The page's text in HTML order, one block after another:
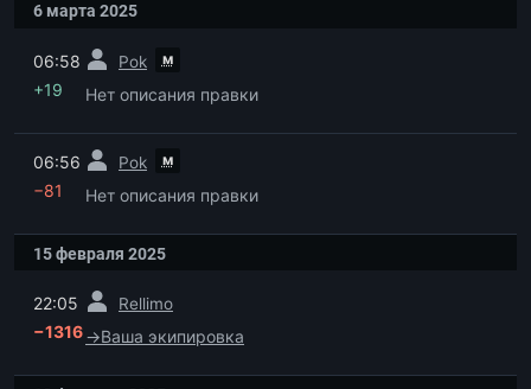
6 марта 2025
06:58 Pok м
+19 Нет описания правки
06:56 Pok м
−81 Нет описания правки
15 февраля 2025
22:05 Rellimo
−1316→Ваша экипировка